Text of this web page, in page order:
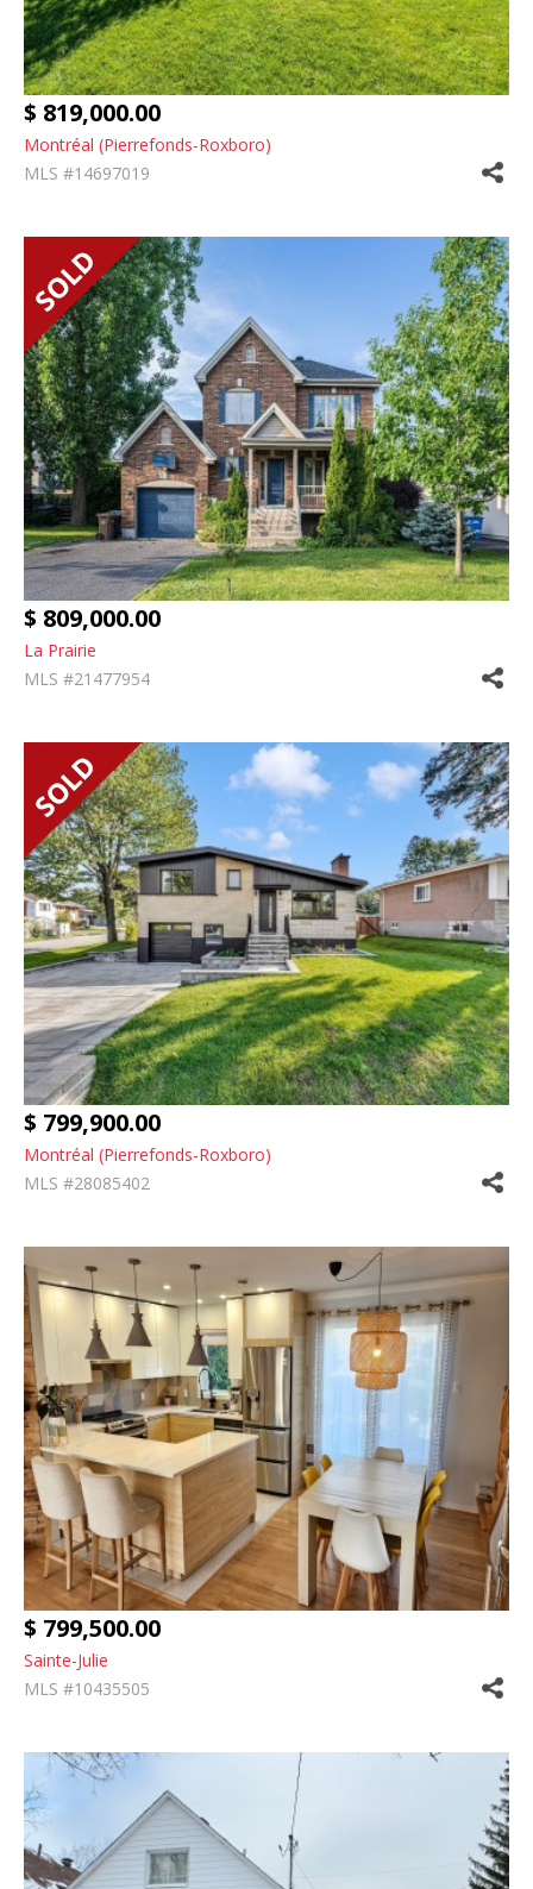
$ 819,000.00
Montréal (Pierrefonds-Roxboro)
MLS #14697019
$ 809,000.00
La Prairie
MLS #21477954
$ 799,900.00
Montréal (Pierrefonds-Roxboro)
MLS #28085402
$ 799,500.00
Sainte-Julie
MLS #10435505